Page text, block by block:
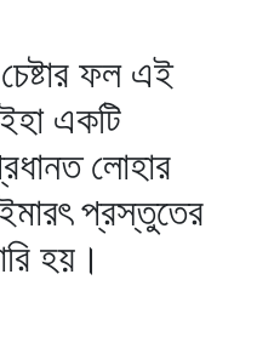
ফল এই
একটি
লোহার
প্রস্তুতের
হয়।